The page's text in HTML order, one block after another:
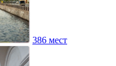
386 мест